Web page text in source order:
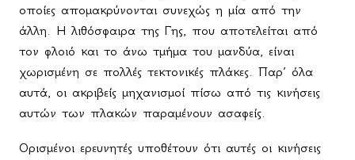
οποίες απομακρύνονται συνεχώς η μία από την
άλλη. Η λιθόσφαιρα της Γης, που αποτελείται από
τον φλοιό και το άνω τμήμα του μανδύα, είναι
χωρισμένη σε πολλές τεκτονικές πλάκες. Παρ′ όλα
αυτά, οι ακριβείς μηχανισμοί πίσω από τις κινήσεις
αυτών των πλακών παραμένουν ασαφείς.
Ορισμένοι ερευνητές υποθέτουν ότι αυτές οι κινήσεις